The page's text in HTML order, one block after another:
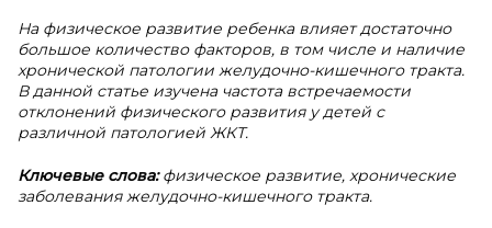
На физическое развитие ребенка влияет достаточно
большое количество факторов, в том числе и наличие
хронической патологии желудочно-кишечного тракта.
В данной статье изучена частота встречаемости
отклонений физического развития у детей с
различной патологией ЖКТ.
Ключевые слова:физическое развитие, хронические
заболевания желудочно-кишечного тракта.